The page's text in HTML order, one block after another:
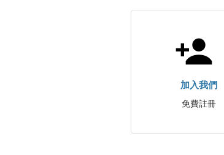
加入我們
免費註冊